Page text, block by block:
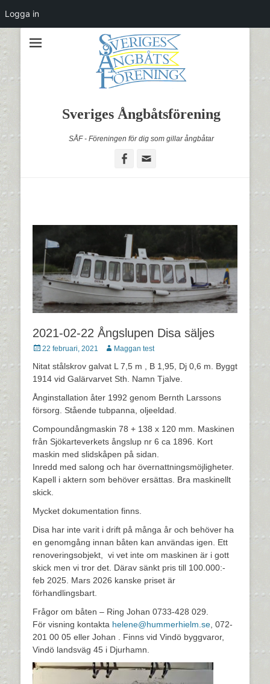
Sveriges Ångbåtsförening
SÅF - Föreningen för dig som gillar ångbåtar
Facebook
2021-02-22 Ångslupen Disa säljes
Postades
22 februari, 2021 Författare
Maggan test
Nitat stålskrov galvat L 7,5 m , B 1,95, Dj 0,6 m. Byggt
1914 vid Galärvarvet Sth. Namn Tjalve.
Ånginstallation åter 1992 genom Bernth Larssons
försorg. Stående tubpanna, oljeeldad.
Compoundångmaskin 78 + 138 x 120 mm. Maskinen
från Sjökarteverkets ångslup nr 6 ca 1896. Kort
maskin med slidskåpen på sidan.
Inredd med salong och har övernattningsmöjligheter.
Kapell i aktern som behöver ersättas. Bra maskinellt
skick.
Mycket dokumentation finns.
Disa har inte varit i drift på många år och behöver ha
en genomgång innan båten kan användas igen. Ett
renoveringsobjekt, vi vet inte om maskinen är i gott
skick men vi tror det. Därav sänkt pris till 100.000:-
feb 2025. Mars 2026 kanske priset är
förhandlingsbart.
Frågor om båten – Ring Johan 0733-428 029.
För visning kontakta helene@hummerhielm.se , 072-
201 00 05 eller Johan . Finns vid Vindö byggvaror,
Vindö landsväg 45 i Djurhamn.
Logga in